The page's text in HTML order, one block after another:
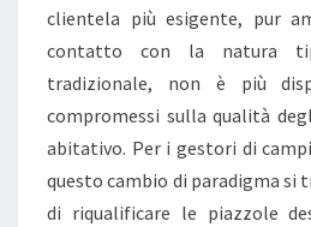
E
M
O
D
U
L
I
clientela più esigente, pur
contatto con la natura
tradizionale, non è più
compromessi sulla qualità
abitativo. Per i gestori di
questo cambio di paradigma si
di riqualificare le piazzole